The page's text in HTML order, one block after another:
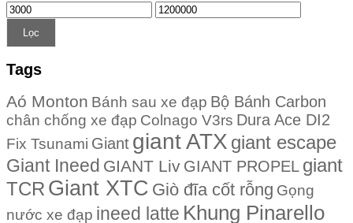
Giá
thấp
nhất
Giá
cao
Lọc
Tags
Aó Monton Bánh sau xe đạp Bộ Bánh Carbon
chân chống xe đạp Colnago V3rs Dura Ace DI2
Fix Tsunami Giant giant ATX giant escape
Giant Ineed GIANT Liv GIANT PROPEL giant
TCR Giant XTC Giò đĩa cốt rỗng Gọng
nước xe đạp ineed latte Khung Pinarello